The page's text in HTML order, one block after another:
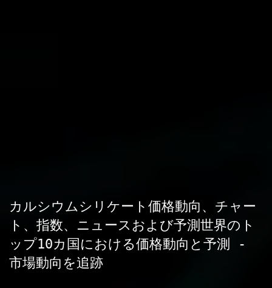
カルシウムシリケート価格動向、チャー
ト、指数、ニュースおよび予測世界のト
ップ10カ国における価格動向と予測 -
市場動向を追跡